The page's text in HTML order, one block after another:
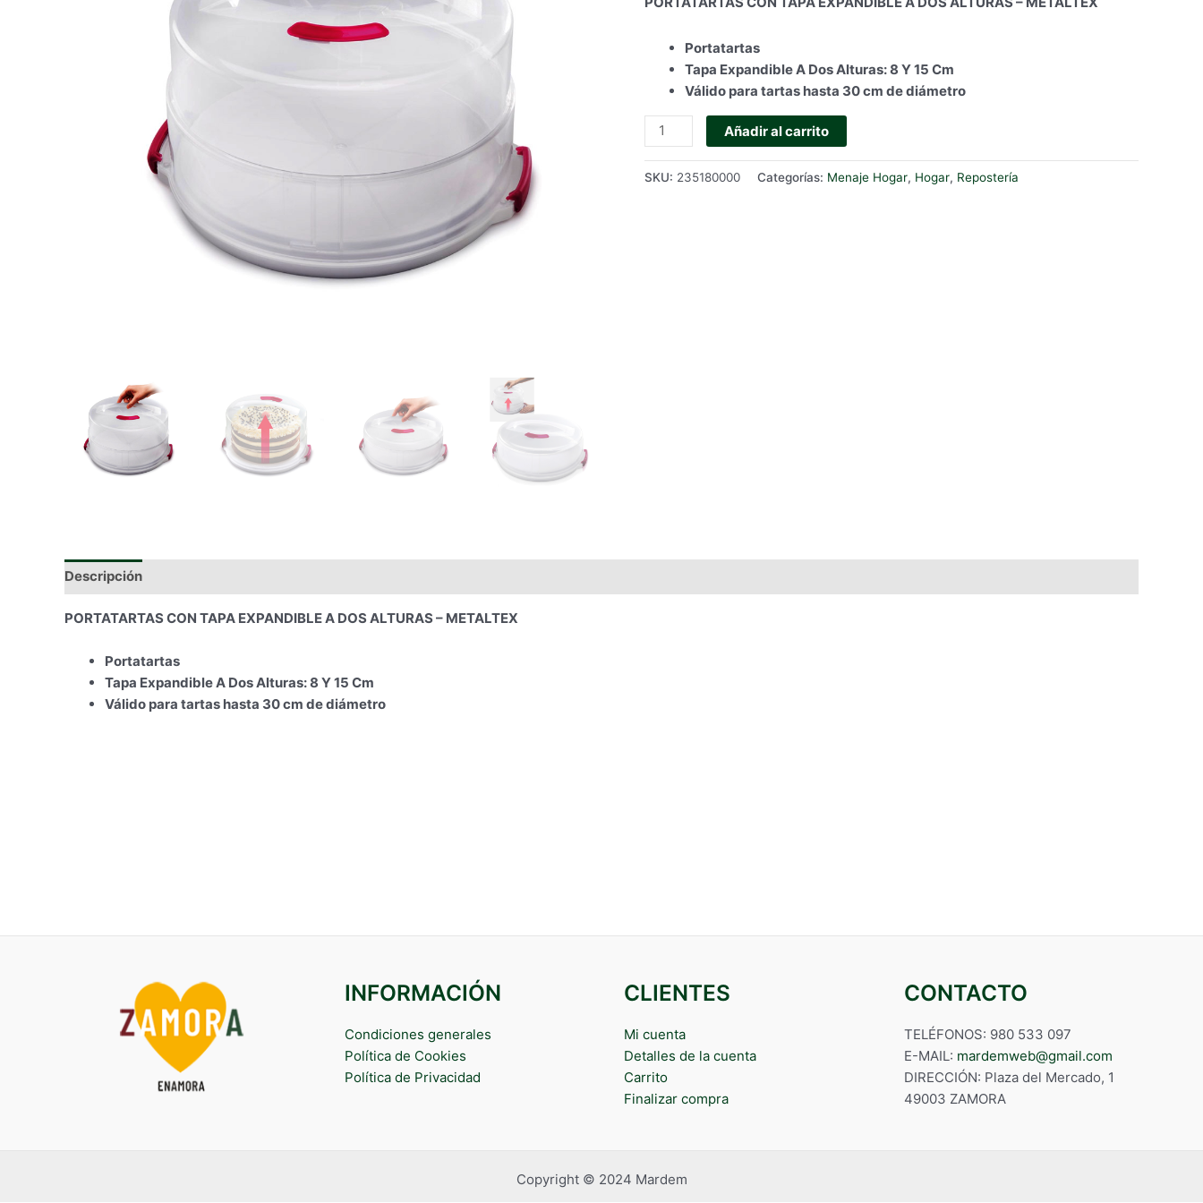
Portatartas
Tapa Expandible A Dos Alturas: 8 Y 15 Cm
Válido para tartas hasta 30 cm de diámetro
PORTATARTAS
CON
Añadir al carrito
SKU: 235180000 Categorías: Menaje Hogar, Hogar, Repostería
Descripción
PORTATARTAS CON TAPA EXPANDIBLE A DOS ALTURAS – METALTEX
Portatartas
Tapa Expandible A Dos Alturas: 8 Y 15 Cm
Válido para tartas hasta 30 cm de diámetro
INFORMACIÓN
Condiciones generales
Política de Cookies
Política de Privacidad
CLIENTES
Mi cuenta
Detalles de la cuenta
Carrito
Finalizar compra
CONTACTO
TELÉFONOS: 980 533 097
E-MAIL: mardemweb@gmail.com
DIRECCIÓN: Plaza del Mercado, 1
49003 ZAMORA
Copyright © 2024 Mardem